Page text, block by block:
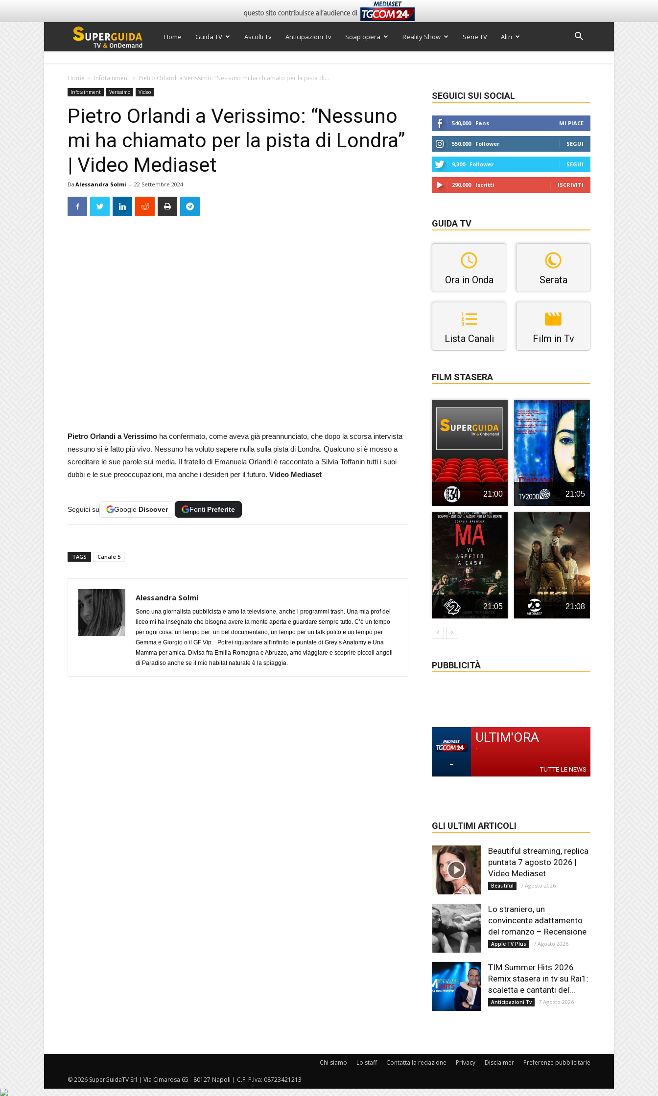
Super
Home Guida TV Ascolti Tv Anticipazioni Tv Soap opera Reality Show Serie TV Altri
Home Infotainment Pietro Orlandi a Verissimo: “Nessuno mi ha chiamato per la pista di...
Infotainment Verissimo Video
Pietro Orlandi a Verissimo: “Nessuno
mi ha chiamato per la pista di Londra”
| Video Mediaset
Da Alessandra Solmi - 22 Settembre 2024
Pietro Orlandi a Verissimo ha confermato, come aveva già preannunciato, che dopo la scorsa intervista
nessuno si è fatto più vivo. Nessuno ha voluto sapere nulla sulla pista di Londra. Qualcuno si è mosso a
screditare le sue parole sui media. Il fratello di Emanuela Orlandi è raccontato a Silvia Toffanin tutti i suoi
dubbi e le sue preoccupazioni, ma anche i desideri per il futuro. Video Mediaset
Seguici su Google Discover Fonti Preferite
TAGS Canale 5
Alessandra Solmi
Sono una giornalista pubblicista e amo la televisione, anche i programmi trash. Una mia prof del
liceo mi ha insegnato che bisogna avere la mente aperta e guardare sempre tutto. C’è un tempo
per ogni cosa: un tempo per un bel documentario, un tempo per un talk polito e un tempo per
Gemma e Giorgio o il GF Vip. Potrei riguardare all'infinito le puntate di Grey’s Anatomy e Una
Mamma per amica. Divisa fra Emilia Romagna e Abruzzo, amo viaggiare e scoprire piccoli angoli
di Paradiso anche se il mio habitat naturale è la spiaggia.
SEGUICI SUI SOCIAL
540,000 Fans MI PIACE
550,000 Follower SEGUI
9,300 Follower SEGUI
290,000 Iscritti ISCRIVITI
GUIDA TV
Ora in Onda Serata
Lista Canali Film in Tv
FILM STASERA
21:00 21:05
21:05 21:08
PUBBLICITÀ
-
ULTIM'ORA
-
TUTTE LE NEWS
GLI ULTIMI ARTICOLI
Beautiful streaming, replica
puntata 7 agosto 2026 |
Video Mediaset
Beautiful 7 Agosto 2026
Lo straniero, un
convincente adattamento
del romanzo – Recensione
Apple TV Plus 7 Agosto 2026
TIM Summer Hits 2026
Remix stasera in tv su Rai1:
scaletta e cantanti del...
Anticipazioni Tv 7 Agosto 2026
Chi siamo Lo staff Contatta la redazione Privacy Disclaimer Preferenze pubblicitarie
© 2026 SuperGuidaTV Srl | Via Cimarosa 65 - 80127 Napoli | C.F. P.Iva: 08723421213